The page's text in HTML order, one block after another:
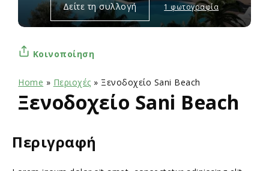
Δείτε τη συλλογή 1 φωτογραφία
Home » Περιοχές » Ξενοδοχείο Sani Beach
Ξενοδοχείο Sani Beach
Κοινοποίηση
Περιγραφή